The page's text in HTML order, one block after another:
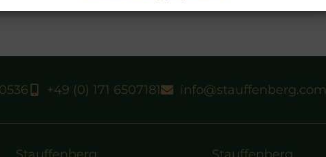
+49 (0) 171 6507181 info@stauffenberg.com